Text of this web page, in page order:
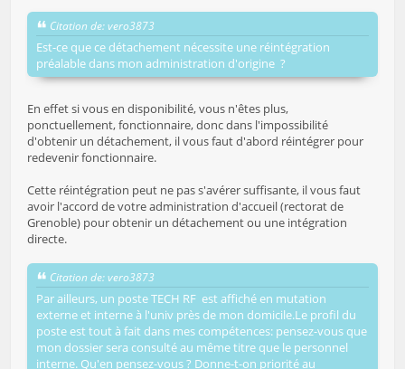
Citation de: vero3873
Est-ce que ce détachement nécessite une réintégration
préalable dans mon administration d'origine ?
En effet si vous en disponibilité, vous n'êtes plus,
ponctuellement, fonctionnaire, donc dans l'impossibilité
d'obtenir un détachement, il vous faut d'abord réintégrer pour
redevenir fonctionnaire.
Cette réintégration peut ne pas s'avérer suffisante, il vous faut
avoir l'accord de votre administration d'accueil (rectorat de
Grenoble) pour obtenir un détachement ou une intégration
directe.
Citation de: vero3873
Par ailleurs, un poste TECH RF est affiché en mutation
externe et interne à l'univ près de mon domicile.Le profil du
poste est tout à fait dans mes compétences: pensez-vous que
mon dossier sera consulté au même titre que le personnel
interne. Qu'en pensez-vous ? Donne-t-on priorité au